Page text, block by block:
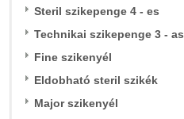
Steril szikepenge 4 - es
Technikai szikepenge 3 - as
Fine szikenyél
Eldobható steril szikék
Major szikenyél